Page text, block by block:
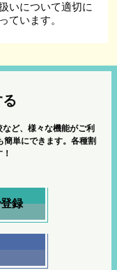
いについて適切に
ています。
ど、様々な機能がご利
簡単にできます。各種割
録